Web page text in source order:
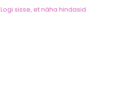
Logi sisse, et näha hindasid